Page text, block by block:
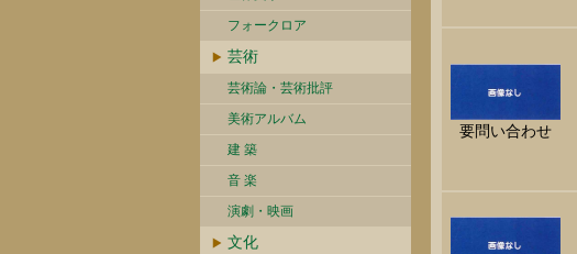
フォークロア
芸術
芸術論・芸術批評
美術アルバム
建 築
音 楽
演劇・映画
文化
要問い合わせ